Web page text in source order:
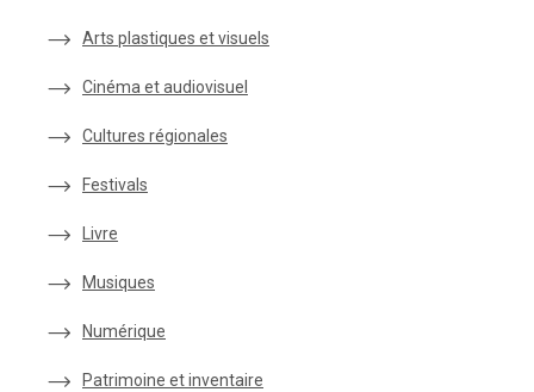
Arts plastiques et visuels
Cinéma et audiovisuel
Cultures régionales
Festivals
Livre
Musiques
Numérique
Patrimoine et inventaire